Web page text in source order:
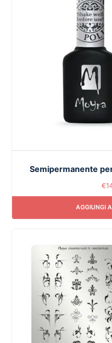
Semipermanente
€
AGGIUNGI